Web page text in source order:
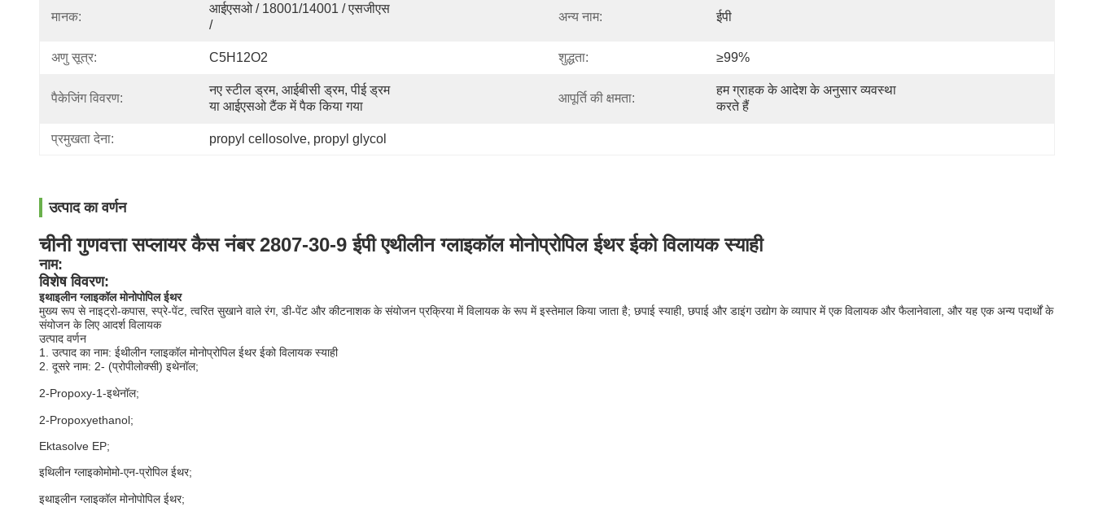
मानक:
आईएसओ / 18001/14001 / एसजीएस
/
अन्य नाम: ईपी
अणु सूत्र: C5H12O2 शुद्धता: ≥99%
पैकेजिंग विवरण:
नए स्टील ड्रम, आईबीसी ड्रम, पीई ड्रम
या आईएसओ टैंक में पैक किया गया
आपूर्ति की क्षमता:
हम ग्राहक के आदेश के अनुसार व्यवस्था
करते हैं
प्रमुखता देना: propyl cellosolve, propyl glycol
उत्पाद का वर्णन
चीनी गुणवत्ता सप्लायर कैस नंबर 2807-30-9 ईपी एथीलीन ग्लाइकॉल मोनोप्रोपिल ईथर ईको विलायक स्याही
नाम:
विशेष विवरण:
इथाइलीन ग्लाइकॉल मोनोपोपिल ईथर
मुख्य रूप से नाइट्रो-कपास, स्प्रे-पेंट, त्वरित सुखाने वाले रंग, डी-पेंट और कीटनाशक के संयोजन प्रक्रिया में विलायक के रूप में इस्तेमाल किया जाता है; छपाई स्याही, छपाई और डाइंग उद्योग के व्यापार में एक विलायक और फैलानेवाला, और यह एक अन्य पदार्थों के
संयोजन के लिए आदर्श विलायक
उत्पाद वर्णन
1. उत्पाद का नाम: ईथीलीन ग्लाइकॉल मोनोप्रोपिल ईथर ईको विलायक स्याही
2. दूसरे नाम: 2- (प्रोपीलोक्सी) इथेनॉल;
2-Propoxy-1-इथेनॉल;
2-Propoxyethanol;
Ektasolve EP;
इथिलीन ग्लाइकोमोमो-एन-प्रोपिल ईथर;
इथाइलीन ग्लाइकॉल मोनोपोपिल ईथर;